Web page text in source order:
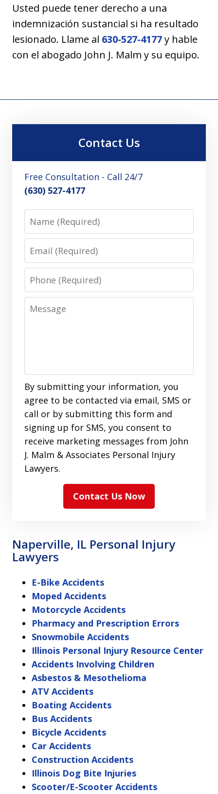
Usted puede tener derecho a una
indemnización sustancial si ha resultado
lesionado. Llame al 630-527-4177y hable
con el abogado John J. Malm y su equipo.
Contact Us
Free Consultation - Call 24/7
(630) 527-4177
Name
Email
Phone
Message
By submitting your information, you
agree to be contacted via email, SMS or
call or by submitting this form and
signing up for SMS, you consent to
receive marketing messages from John
J. Malm & Associates Personal Injury
Lawyers.
Contact Us Now
Naperville, IL Personal Injury
Lawyers
E-Bike Accidents
Moped Accidents
Motorcycle Accidents
Pharmacy and Prescription Errors
Snowmobile Accidents
Illinois Personal Injury Resource Center
Accidents Involving Children
Asbestos & Mesothelioma
ATV Accidents
Boating Accidents
Bus Accidents
Bicycle Accidents
Car Accidents
Construction Accidents
Illinois Dog Bite Injuries
Scooter/E-Scooter Accidents